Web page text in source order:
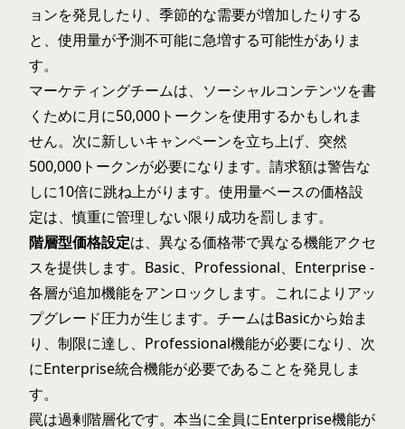
ョンを発見したり、季節的な需要が増加したりする
と、使用量が予測不可能に急増する可能性がありま
す。
マーケティングチームは、ソーシャルコンテンツを書
くために月に50,000トークンを使用するかもしれま
せん。次に新しいキャンペーンを立ち上げ、突然
500,000トークンが必要になります。請求額は警告な
しに10倍に跳ね上がります。使用量ベースの価格設
定は、慎重に管理しない限り成功を罰します。
階層型価格設定は、異なる価格帯で異なる機能アクセ
スを提供します。Basic、Professional、Enterprise -
各層が追加機能をアンロックします。これによりアッ
プグレード圧力が生じます。チームはBasicから始ま
り、制限に達し、Professional機能が必要になり、次
にEnterprise統合機能が必要であることを発見しま
す。
罠は過剰階層化です。本当に全員にEnterprise機能が